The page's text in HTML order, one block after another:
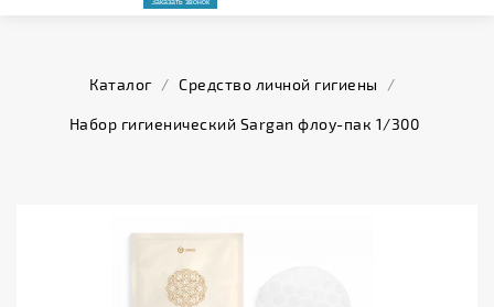
Каталог / Средство личной гигиены /
Набор гигиенический Sargan флоу-пак 1/300